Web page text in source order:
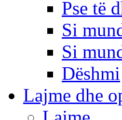
Pse të
Si
Si
Dëshmi
Lajme dhe